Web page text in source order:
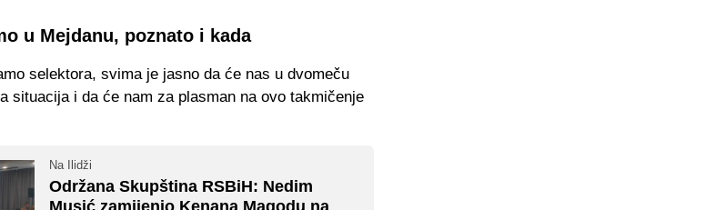
u Mejdanu, poznato i kada
selektora, svima je jasno da će nas u dvomeču
situacija i da će nam za plasman na ovo takmičenje
Na Ilidži
Održana Skupština RSBiH: Nedim
Musić zamijenio Kenana Magodu na